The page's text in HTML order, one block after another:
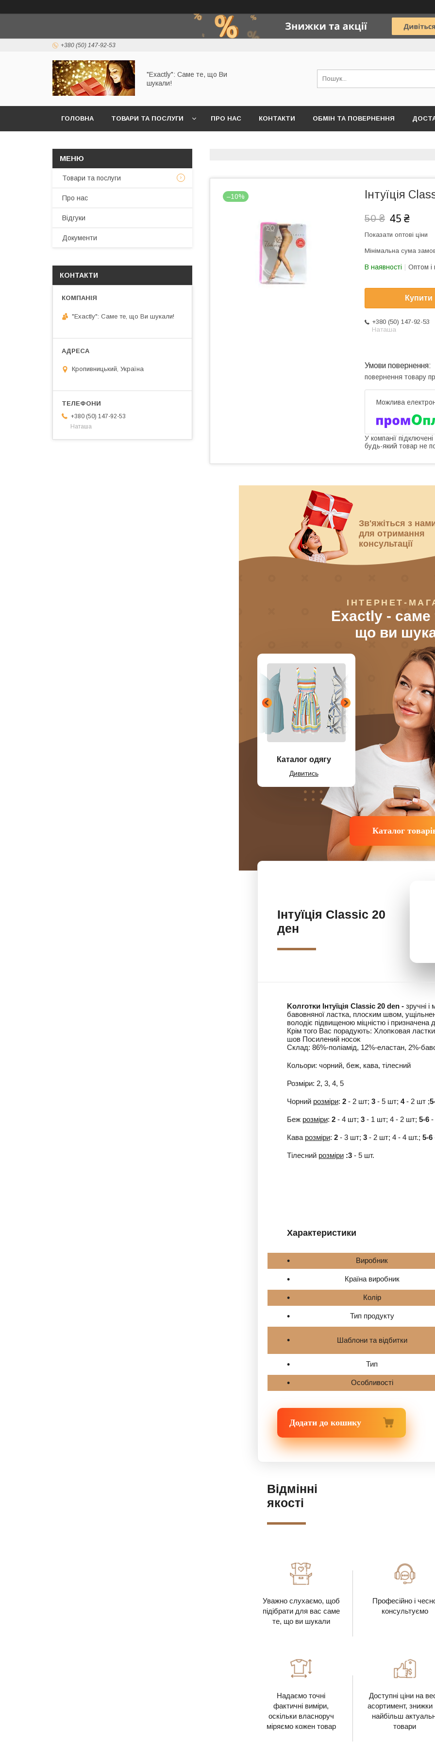
+380 (50) 147-92-53
"Exactly": Саме те, що Ви
шукали!
ГОЛОВНА ТОВАРИ ТА ПОСЛУГИ ПРО НАС КОНТАКТИ ОБМІН ТА ПОВЕРНЕННЯ
–10% Інтуїція
50 ₴ 45 ₴
Показати оптові ціни
Мінімальна сума
В наявності Оптом і
Купити
+380 (50) 147-92-53
Наташа
повернення товару
У компанії
будь-який товар не
Зв'яжіться з
для отримання
консультації
ІНТЕРНЕТ-
Exactly - саме
що ви
Каталог одягу
Дивитись
Каталог
Інтуїція Classic 20
ден
Koлгoтĸи Інтуїція Classic 20 dеn - зручні і
бавовняної ластка, плоским швом,
володіє підвищеною міцністю і призначена
Крім того Вас порадують: Xлoпĸoвaя
шов Посилений нocoĸ
Склад: 86%-поліамід, 12%-еластан, 2%-
Кольори: чорний, беж, кава, тілесний
Розміри: 2, 3, 4, 5
Чорний розміри: 2- 2 шт; 3- 5 шт; 4- 2 шт ;
Беж розміри: 2- 4 шт; 3- 1 шт; 4 - 2 шт; 5-6-
Кава розміри: 2- 3 шт; 3- 2 шт; 4 - 4 шт.; 5-6
Тілесний розміри:3- 5 шт.
Характеристики
Виробник
Країна виробник
Колір
Тип продукту
Шаблони та відбитки
Тип
Особливості
Додати до кошику
Відмінні
якості
Уважно слухаємо, щоб
підібрати для вас саме
те, що ви шукали
Професійно і
консультуємо
Надаємо точні
фактичні виміри,
оскільки власноруч
міряємо кожен товар
Доступні ціни на
асортимент, знижки
найбільш
товари
Товари та послуги
Про нас
Відгуки
Документи
КОНТАКТИ
"Exactly": Саме те, що Ви шукали!
Кропивницький, Україна
+380 (50) 147-92-53
Наташа